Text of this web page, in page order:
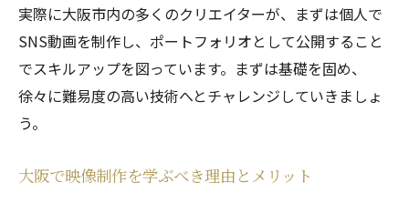
実際に大阪市内の多くのクリエイターが、まずは個人で
SNS動画を制作し、ポートフォリオとして公開すること
でスキルアップを図っています。まずは基礎を固め、
徐々に難易度の高い技術へとチャレンジしていきましょ
う。
大阪で映像制作を学ぶべき理由とメリット